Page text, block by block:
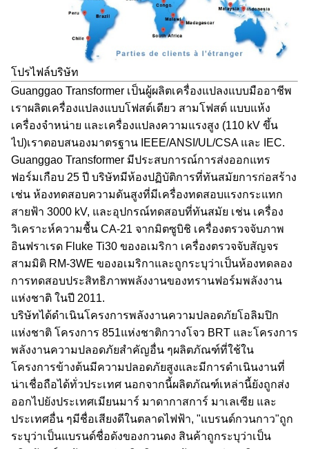
โปรไฟล์บริษัท
Guanggao Transformer เป็นผู้ผลิตเครื่องแปลงแบบมืออาชีพ
เราผลิตเครื่องแปลงแบบโฟสต์เดียว สามโฟสต์ แบบแห้ง
เครื่องจําหน่าย และเครื่องแปลงความแรงสูง (110 kV ขึ้น
ไป)เราตอบสนองมาตรฐาน IEEE/ANSI/UL/CSA และ IEC.
Guanggao Transformer มีประสบการณ์การส่งออกแทร
ฟอร์มเกือบ 25 ปี บริษัทมีห้องปฏิบัติการที่ทันสมัยการก่อสร้าง
เช่น ห้องทดสอบความดันสูงที่มีเครื่องทดสอบแรงกระแทก
สายฟ้า 3000 kV, และอุปกรณ์ทดสอบที่ทันสมัย เช่น เครื่อง
วิเคราะห์ความชื้น CA-21 จากมิตซูบิชิ เครื่องตรวจจับภาพ
อินฟราเรด Fluke Ti30 ของอเมริกา เครื่องตรวจจับสัญจร
สามมิติ RM-3WE ของอเมริกาและถูกระบุว่าเป็นห้องทดลอง
การทดสอบประสิทธิภาพพลังงานของทรานฟอร์มพลังงาน
แห่งชาติ ในปี 2011.
บริษัทได้ดําเนินโครงการพลังงานความปลอดภัยโอลิมปิก
แห่งชาติ โครงการ 851แห่งชาติกวางโจว BRT และโครงการ
พลังงานความปลอดภัยสําคัญอื่น ๆผลิตภัณฑ์ที่ใช้ใน
โครงการข้างต้นมีความปลอดภัยสูงและมีการดําเนินงานที่
น่าเชื่อถือได้ทั่วประเทศ นอกจากนี้ผลิตภัณฑ์เหล่านี้ยังถูกส่ง
ออกไปยังประเทศเมียนมาร์ มาดากาสการ์ มาเลเซีย และ
ประเทศอื่น ๆมีชื่อเสียงดีในตลาดไฟฟ้า, "แบรนด์กวนกาว"ถูก
ระบุว่าเป็นแบรนด์ชื่อดังของกวนดง สินค้าถูกระบุว่าเป็น